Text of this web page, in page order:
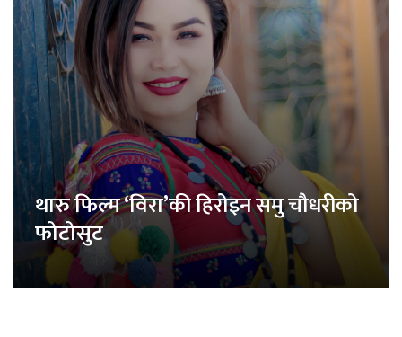
थारु फिल्म ‘विरा’की हिरोइन समु चौधरीको
फोटोसुट